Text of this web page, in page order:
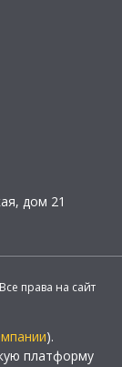
дом 21
права на сайт
).
платформу